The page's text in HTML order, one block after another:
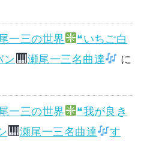
一三の世界
❝いちご白
ン 瀬尾一三名曲達
に
一三の世界
❝我が良き
瀬尾一三名曲達
す